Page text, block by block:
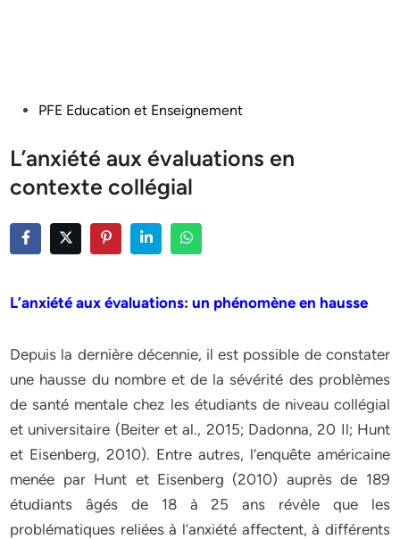
PostedPFE Education et Enseignement
L’anxiété aux évaluations en
contexte collégial
L’anxiété aux évaluations: un phénomène en hausse
Depuis la dernière décennie, il est possible de constater
une hausse du nombre et de la sévérité des problèmes
de santé mentale chez les étudiants de niveau collégial
et universitaire (Beiter et al., 2015; Dadonna, 20 Il; Hunt
et Eisenberg, 2010). Entre autres, l’enquête américaine
menée par Hunt et Eisenberg (2010) auprès de 189
étudiants âgés de 18 à 25 ans révèle que les
problématiques reliées à l’anxiété affectent, à différents